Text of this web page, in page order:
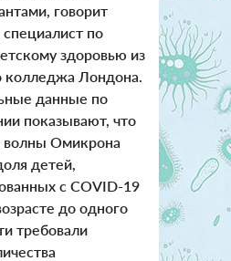
говорит
по
здоровью из
колледжа Лондона.
данные по
показывают, что
волны Омикрона
детей,
с COVID-19
до одного
требовали